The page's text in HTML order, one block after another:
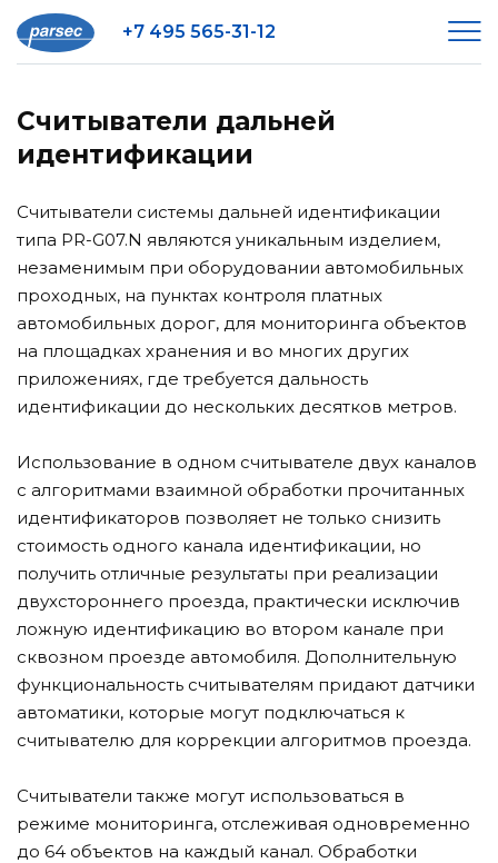
+7 495 565-31-12
Считыватели дальней
идентификации
Считыватели системы дальней идентификации
типа PR-G07.N являются уникальным изделием,
незаменимым при оборудовании автомобильных
проходных, на пунктах контроля платных
автомобильных дорог, для мониторинга объектов
на площадках хранения и во многих других
приложениях, где требуется дальность
идентификации до нескольких десятков метров.
Использование в одном считывателе двух каналов
с алгоритмами взаимной обработки прочитанных
идентификаторов позволяет не только снизить
стоимость одного канала идентификации, но
получить отличные результаты при реализации
двухстороннего проезда, практически исключив
ложную идентификацию во втором канале при
сквозном проезде автомобиля. Дополнительную
функциональность считывателям придают датчики
автоматики, которые могут подключаться к
считывателю для коррекции алгоритмов проезда.
Считыватели также могут использоваться в
режиме мониторинга, отслеживая одновременно
до 64 объектов на каждый канал. Обработки